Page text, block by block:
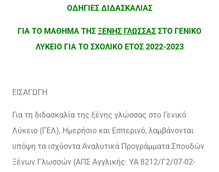
ΟΔΗΓΙΕΣ ΔΙΔΑΣΚΑΛΙΑΣ
ΓΙΑ ΤΟ ΜΑΘΗΜΑ ΤΗΣ ΞΕΝΗΣ ΓΛΩΣΣΑΣ ΣΤΟ ΓΕΝΙΚΟ
ΛΥΚΕΙΟ ΓΙΑ ΤΟ ΣΧΟΛΙΚΟ ΕΤΟΣ 2022-2023
ΕΙΣΑΓΩΓΗ
Για τη διδασκαλία της ξένης γλώσσας στο Γενικό
Λύκειο (ΓΕΛ), Ημερήσιο και Εσπερινό, λαμβάνονται
υπόψη τα ισχύοντα Αναλυτικά Προγράμματα Σπουδών
Ξένων Γλωσσών (ΑΠΣ Αγγλικής: ΥΑ 8212/Γ2/07-02-